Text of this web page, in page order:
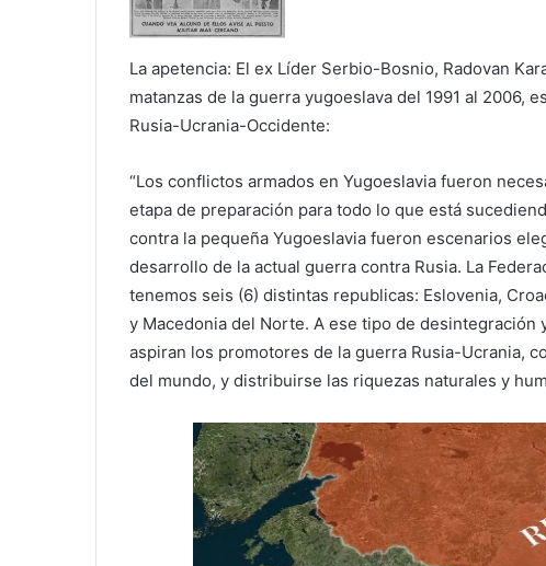
La apetencia: El ex Líder Serbio-Bosnio, Radovan
matanzas de la guerra yugoeslava del 1991 al 2006,
Rusia-Ucrania-Occidente:
“Los conflictos armados en Yugoeslavia fueron
etapa de preparación para todo lo que está
contra la pequeña Yugoeslavia fueron escenarios
desarrollo de la actual guerra contra Rusia. La
tenemos seis (6) distintas republicas: Eslovenia,
y Macedonia del Norte. A ese tipo de desintegración
aspiran los promotores de la guerra Rusia-Ucrania,
del mundo, y distribuirse las riquezas naturales y